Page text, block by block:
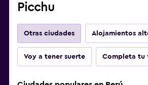
Picchu
Otras ciudades Alojamientos
Voy a tener suerte Completa tu